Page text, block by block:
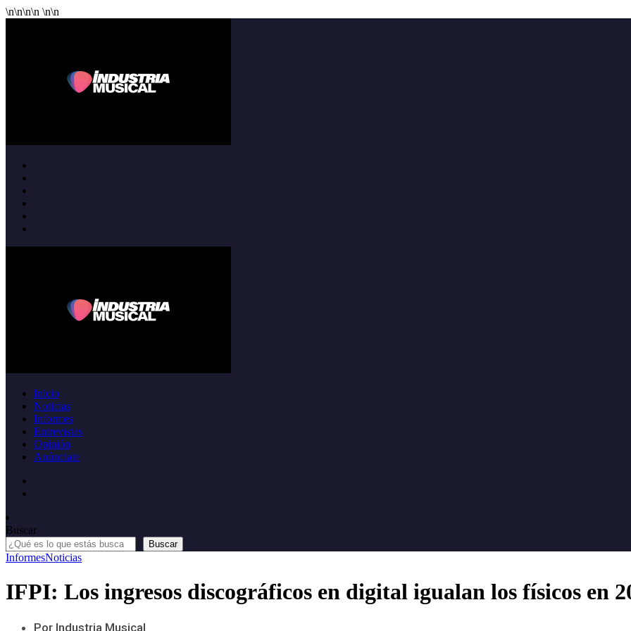
\n\n\n\n \n\n
Inicio
Noticias
Informes
Entrevistas
Opinión
Anúnciate
Buscar
Buscar
InformesNoticias
IFPI: Los ingresos discográficos en digital igualan los físicos en
Por Industria Musical